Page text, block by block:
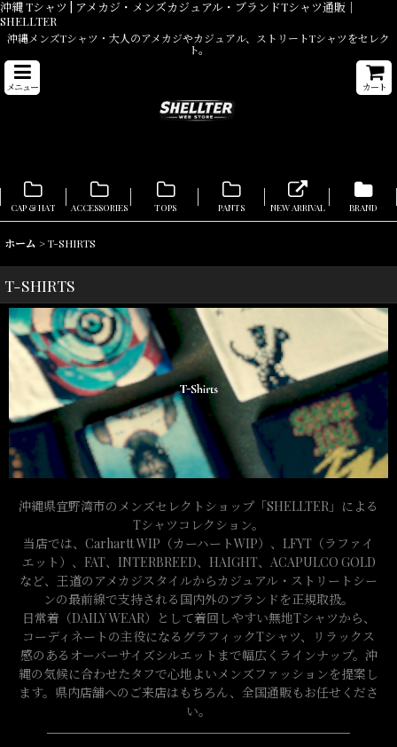
沖縄 Tシャツ | アメカジ・メンズカジュアル・ブランドTシャツ通販｜
SHELLTER
沖縄メンズTシャツ・大人のアメカジやカジュアル、ストリートTシャツをセレク
ト。
メニュー カート
CAP & HAT ACCESSORIES TOPS PANTS NEW ARRIVAL BRAND
ホーム >T-SHIRTS
T-SHIRTS
沖縄県宜野湾市のメンズセレクトショップ「SHELLTER」による
Tシャツコレクション。
当店では、Carhartt WIP（カーハートWIP）、LFYT（ラファイ
エット）、FAT、INTERBREED、HAIGHT、ACAPULCO GOLD
など、王道のアメカジスタイルからカジュアル・ストリートシー
ンの最前線で支持される国内外のブランドを正規取扱。
日常着（DAILY WEAR）として着回しやすい無地Tシャツから、
コーディネートの主役になるグラフィックTシャツ、リラックス
感のあるオーバーサイズシルエットまで幅広くラインナップ。沖
縄の気候に合わせたタフで心地よいメンズファッションを提案し
ます。県内店舗へのご来店はもちろん、全国通販もお任せくださ
い。